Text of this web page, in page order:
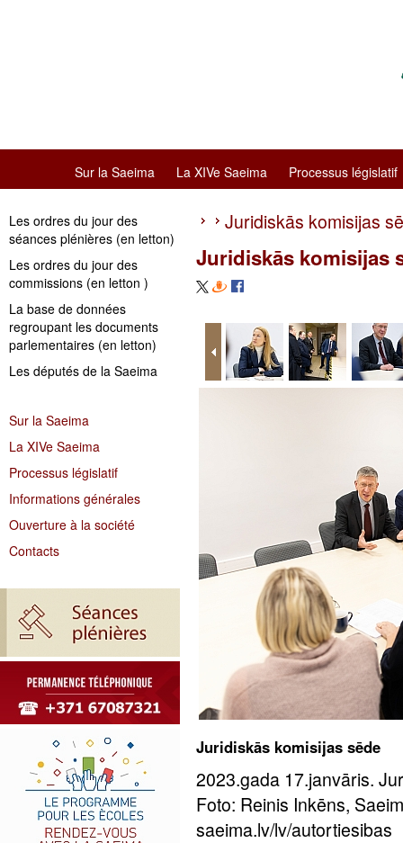
Sur la Saeima La XIVe Saeima Processus législatif
Les ordres du jour des
séances plénières (en letton)
Les ordres du jour des
commissions (en letton )
La base de données
regroupant les documents
parlementaires (en letton)
Les députés de la Saeima
Sur la Saeima
La XIVe Saeima
Processus législatif
Informations générales
Ouverture à la société
Contacts
Juridiskās komisijas
Juridiskās komisijas
Juridiskās komisijas sēde
2023.gada 17.janvāris.
Foto: Reinis Inkēns,
saeima.lv/lv/autortiesibas